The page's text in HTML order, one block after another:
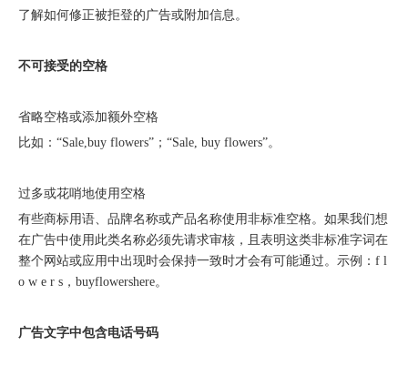
从“机会出海”到“系统出海”｜融创云学院北京系列活动圆满举办
了解如何修正被拒登的广告或附加信息。
不可接受的空格
省略空格或添加额外空格
比如：“Sale,buy flowers”；“Sale, buy flowers”。
过多或花哨地使用空格
有些商标用语、品牌名称或产品名称使用非标准空格。如果我们想
在广告中使用此类名称必须先请求审核，且表明这类非标准字词在
整个网站或应用中出现时会保持一致时才会有可能通过。示例：f l
o w e r s，buyflowershere。
广告文字中包含电话号码